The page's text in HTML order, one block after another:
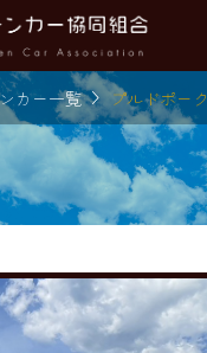
カー一覧プルドポーク